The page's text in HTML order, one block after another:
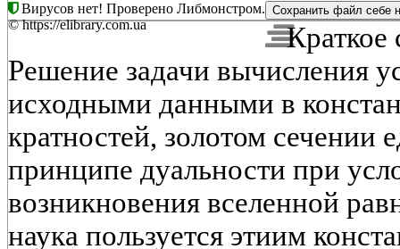
Вирусов нет! Проверено Либмонстром.
© https://elibrary.com.ua
Краткое
Решение задачи вычисления
исходными данными в
кратностей, золотом сечении
принципе дуальности при
возникновения вселенной
наука пользуется этиим